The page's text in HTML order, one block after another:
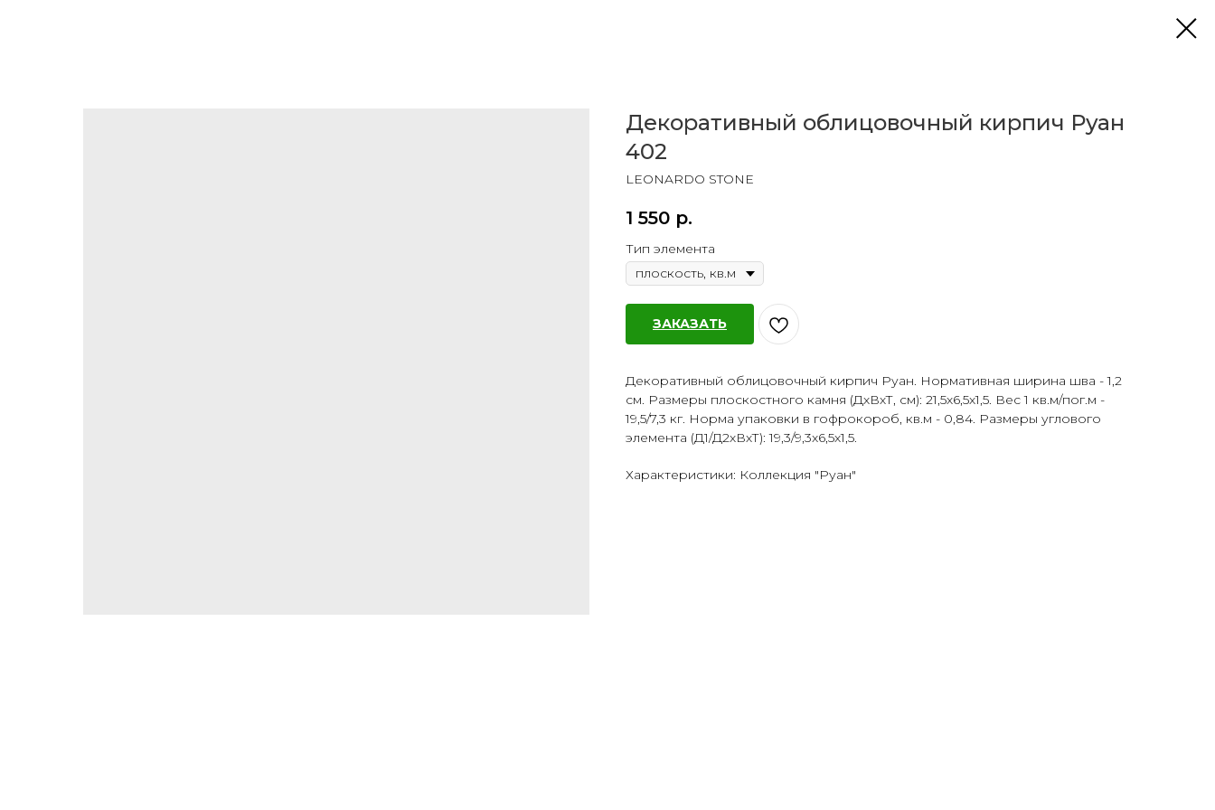
Декоративный облицовочный кирпич Руан
402
LEONARDO STONE
1 550 р.
Тип элемента
ЗАКАЗАТЬ
Декоративный облицовочный кирпич Руан. Нормативная ширина шва - 1,2
см. Размеры плоскостного камня (ДхВхТ, см): 21,5х6,5х1,5. Вес 1 кв.м/пог.м -
19,5/7,3 кг. Норма упаковки в гофрокороб, кв.м - 0,84. Размеры углового
элемента (Д1/Д2хВхТ): 19,3/9,3x6,5х1,5.
Характеристики: Коллекция "Руан"